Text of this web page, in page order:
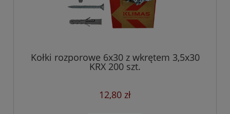
Kołki rozporowe 6x30 z wkrętem 3,5x30
KRX 200 szt.
12,80 zł